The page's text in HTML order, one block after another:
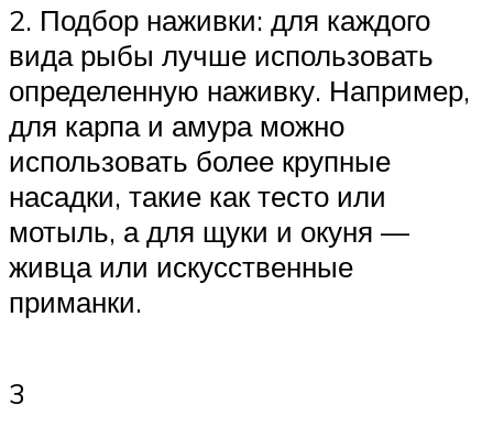
2. Подбор наживки: для каждого
вида рыбы лучше использовать
определенную наживку. Например,
для карпа и амура можно
использовать более крупные
насадки, такие как тесто или
мотыль, а для щуки и окуня —
живца или искусственные
приманки.
3